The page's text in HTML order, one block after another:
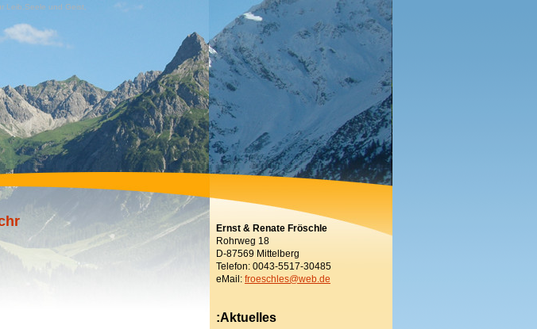
Leib,Seele und Geist,
Ernst & Renate Fröschle
Rohrweg 18
D-87569 Mittelberg
Telefon: 0043-5517-30485
eMail: froeschles@web.de
:Aktuelles